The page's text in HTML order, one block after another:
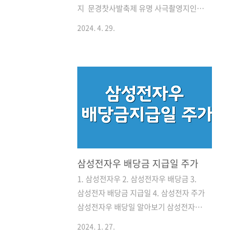
지 문경찻사발축제 유명 사극촬영지인
자기, 그리고 커피다완까지 다양한 도자
리 촬영지로도 떠오르고 있는 경치좋은
곳으로 유명세를 타고 있다. 가족들과 함
께 볼 거리 즐길거리가 많으니 연휴를 이
내용 전국축제 홈페이지 바로가기 ▶행
사기간: 2024년 4월 27일~2024년 5월 6
일▶주소: 경상북도 문경시 새재로
932▶입장료: 무료(체험비 별도)▶주최:
문경시, 문경관광진흥공단▶전시행사:
2024. 4. 29.
삼성전자우 배당금 지급일 주가
1. 삼성전자우 2. 삼성전자우 배당금 3.
삼성전자 배당금 지급일 4. 삼성전자 주가
삼성전자우 배당일 알아보기 삼성전자우
2024. 1. 27.